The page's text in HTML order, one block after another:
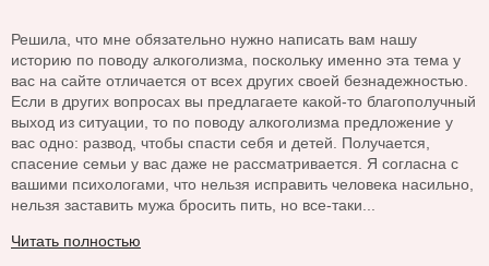
Решила, что мне обязательно нужно написать вам нашу
историю по поводу алкоголизма, поскольку именно эта тема у
вас на сайте отличается от всех других своей безнадежностью.
Если в других вопросах вы предлагаете какой-то благополучный
выход из ситуации, то по поводу алкоголизма предложение у
вас одно: развод, чтобы спасти себя и детей. Получается,
спасение семьи у вас даже не рассматривается. Я согласна с
вашими психологами, что нельзя исправить человека насильно,
нельзя заставить мужа бросить пить, но все-таки...
Читать полностью